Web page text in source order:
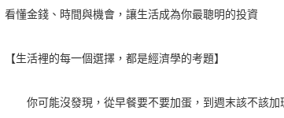
看懂金錢、時間與機會，讓生活成為你最聰明的投資
【生活裡的每一個選擇，都是經濟學的考題】
你可能沒發現，從早餐要不要加蛋，到週末該不該加